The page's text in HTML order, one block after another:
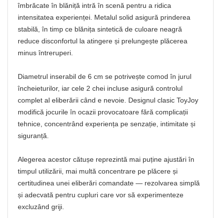
îmbrăcate în blăniță intră în scenă pentru a ridica
intensitatea experienței. Metalul solid asigură prinderea
stabilă, în timp ce blănița sintetică de culoare neagră
reduce disconfortul la atingere și prelungește plăcerea
minus întreruperi.
Diametrul inserabil de 6 cm se potrivește comod în jurul
încheieturilor, iar cele 2 chei incluse asigură controlul
complet al eliberării când e nevoie. Designul clasic ToyJoy
modifică jocurile în ocazii provocatoare fără complicații
tehnice, concentrând experiența pe senzație, intimitate și
siguranță.
Alegerea acestor cătușe reprezintă mai puține ajustări în
timpul utilizării, mai multă concentrare pe plăcere și
certitudinea unei eliberări comandate — rezolvarea simplă
și adecvată pentru cupluri care vor să experimenteze
excluzând griji.